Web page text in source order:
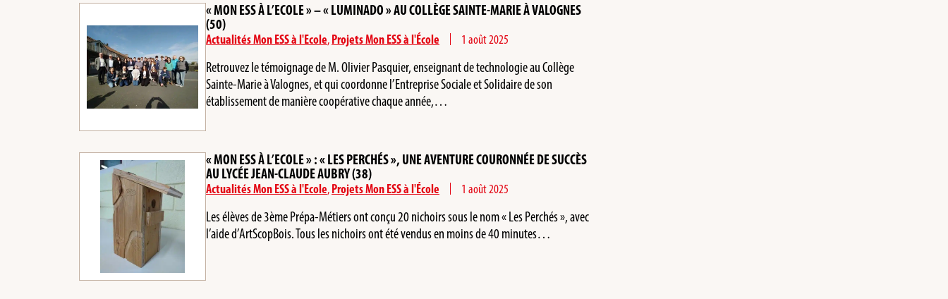
« MON ESS À L’ECOLE » – « LUMINADO » AU COLLÈGE SAINTE-MARIE À VALOGNES
(50)
Actualités Mon ESS à l'Ecole,Projets Mon ESS à l'École 1 août 2025
Retrouvez le témoignage de M. Olivier Pasquier, enseignant de technologie au Collège
Sainte-Marie à Valognes, et qui coordonne l’Entreprise Sociale et Solidaire de son
établissement de manière coopérative chaque année,…
« MON ESS À L’ECOLE » : « LES PERCHÉS », UNE AVENTURE COURONNÉE DE SUCCÈS
AU LYCÉE JEAN-CLAUDE AUBRY (38)
Actualités Mon ESS à l'Ecole,Projets Mon ESS à l'École 1 août 2025
Les élèves de 3ème Prépa-Métiers ont conçu 20 nichoirs sous le nom « Les Perchés », avec
l’aide d’ArtScopBois. Tous les nichoirs ont été vendus en moins de 40 minutes…